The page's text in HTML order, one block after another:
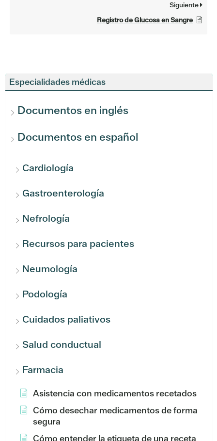
Especialidades médicas
Documentos en inglés
Documentos en español
Cardiología
Gastroenterología
Nefrología
Recursos para pacientes
Neumología
Podología
Cuidados paliativos
Salud conductual
Farmacia
Asistencia con medicamentos recetados
Cómo desechar medicamentos de forma
segura
Cómo entender la etiqueta de una receta
Siguiente
Registro de Glucosa en Sangre